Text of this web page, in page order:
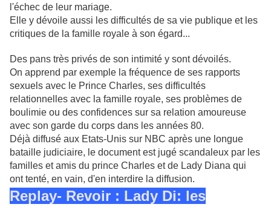
l'échec de leur mariage.
Elle y dévoile aussi les difficultés de sa vie publique et les
critiques de la famille royale à son égard...
Des pans très privés de son intimité y sont dévoilés.
On apprend par exemple la fréquence de ses rapports
sexuels avec le Prince Charles, ses difficultés
relationnelles avec la famille royale, ses problèmes de
boulimie ou des confidences sur sa relation amoureuse
avec son garde du corps dans les années 80.
Déjà diffusé aux Etats-Unis sur NBC après une longue
bataille judiciaire, le document est jugé scandaleux par les
familles et amis du prince Charles et de Lady Diana qui
ont tenté, en vain, d'en interdire la diffusion.
Replay- Revoir : Lady Di: les